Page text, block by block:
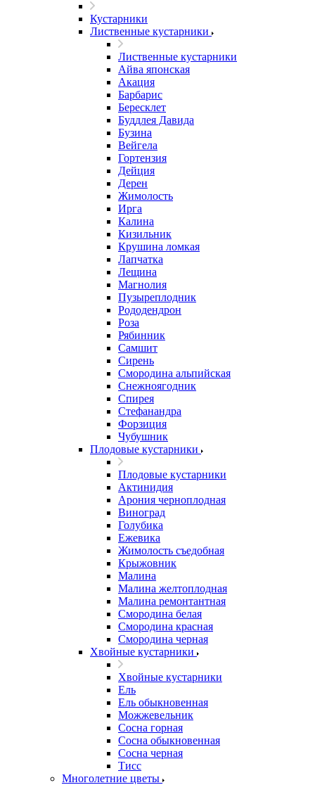
Кустарники
Лиственные кустарники
Лиственные кустарники
Айва японская
Акация
Барбарис
Бересклет
Буддлея Давида
Бузина
Вейгела
Гортензия
Дейция
Дерен
Жимолость
Ирга
Калина
Кизильник
Крушина ломкая
Лапчатка
Лещина
Магнолия
Пузыреплодник
Рододендрон
Роза
Рябинник
Самшит
Сирень
Смородина альпийская
Снежноягодник
Спирея
Стефанандра
Форзиция
Чубушник
Плодовые кустарники
Плодовые кустарники
Актинидия
Арония черноплодная
Виноград
Голубика
Ежевика
Жимолость съедобная
Крыжовник
Малина
Малина желтоплодная
Малина ремонтантная
Смородина белая
Смородина красная
Смородина черная
Хвойные кустарники
Хвойные кустарники
Ель
Ель обыкновенная
Можжевельник
Сосна горная
Сосна обыкновенная
Сосна черная
Тисс
Многолетние цветы